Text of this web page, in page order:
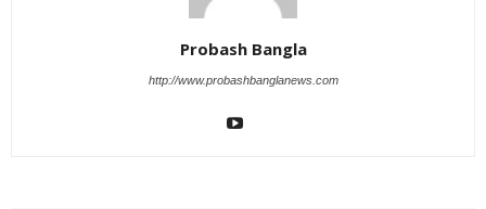
Probash Bangla
http://www.probashbanglanews.com